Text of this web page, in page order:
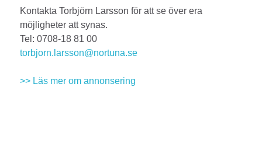
Kontakta Torbjörn Larsson för att se över era
möjligheter att synas.
Tel: 0708-18 81 00
torbjorn.larsson@nortuna.se
>> Läs mer om annonsering